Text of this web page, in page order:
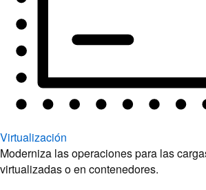
Virtualización
Moderniza las operaciones para las
virtualizadas o en contenedores.